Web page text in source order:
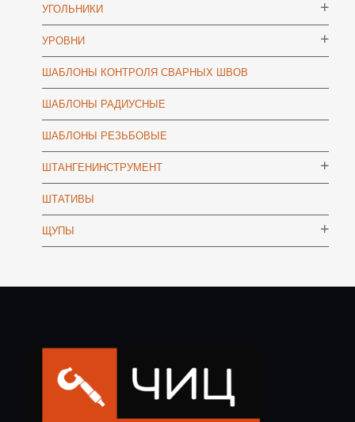
УГОЛЬНИКИ
УРОВНИ
ШАБЛОНЫ КОНТРОЛЯ СВАРНЫХ ШВОВ
ШАБЛОНЫ РАДИУСНЫЕ
ШАБЛОНЫ РЕЗЬБОВЫЕ
ШТАНГЕНИНСТРУМЕНТ
ШТАТИВЫ
ЩУПЫ